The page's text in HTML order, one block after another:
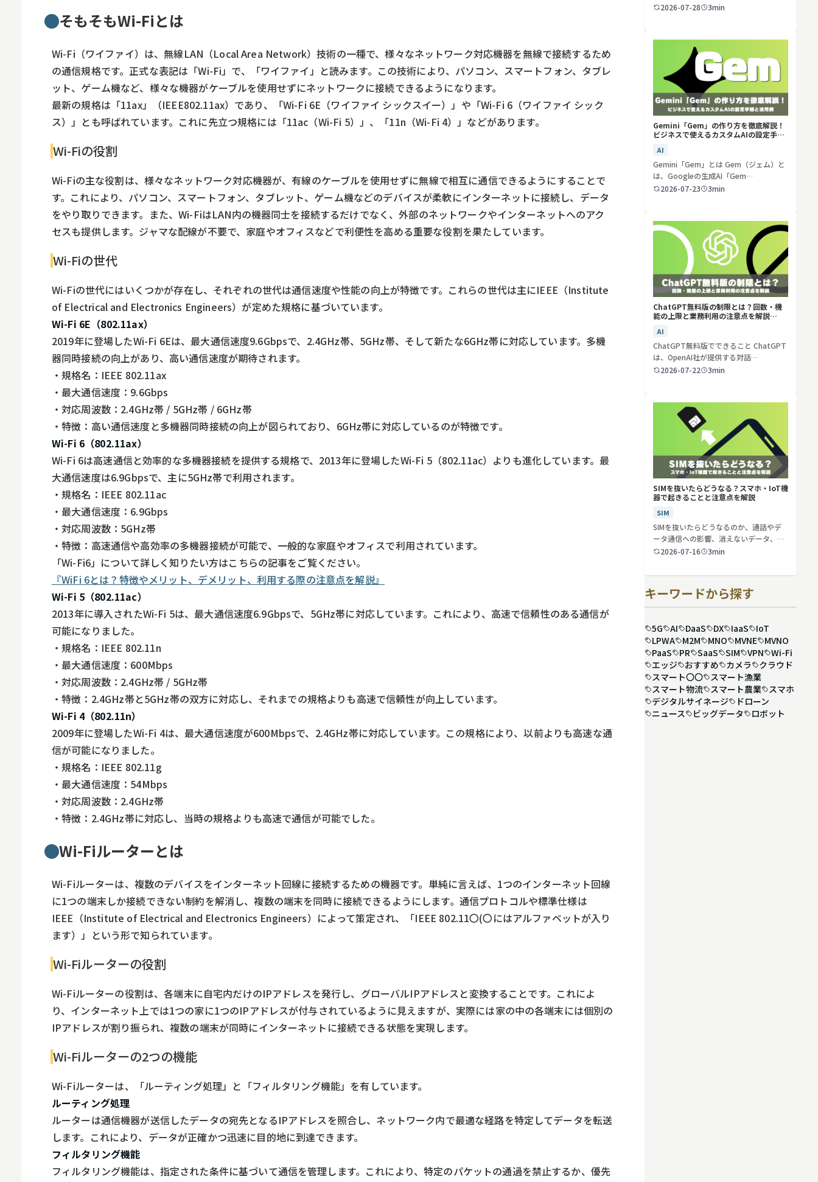
そもそもWi-Fiとは
Wi-Fi（ワイファイ）は、無線LAN（Local Area Network）技術の一種で、様々なネットワーク対応機器を無線で接続するため
の通信規格です。正式な表記は「Wi-Fi」で、「ワイファイ」と読みます。この技術により、パソコン、スマートフォン、タブレ
ット、ゲーム機など、様々な機器がケーブルを使用せずにネットワークに接続できるようになります。
最新の規格は「11ax」（IEEE802.11ax）であり、「Wi-Fi 6E（ワイファイ シックスイー）」や「Wi-Fi 6（ワイファイ シック
ス）」とも呼ばれています。これに先立つ規格には「11ac（Wi-Fi 5）」、「11n（Wi-Fi 4）」などがあります。
Wi-Fiの役割
Wi-Fiの主な役割は、様々なネットワーク対応機器が、有線のケーブルを使用せずに無線で相互に通信できるようにすることで
す。これにより、パソコン、スマートフォン、タブレット、ゲーム機などのデバイスが柔軟にインターネットに接続し、データ
をやり取りできます。また、Wi-FiはLAN内の機器同士を接続するだけでなく、外部のネットワークやインターネットへのアク
セスも提供します。ジャマな配線が不要で、家庭やオフィスなどで利便性を高める重要な役割を果たしています。
Wi-Fiの世代
Wi-Fiの世代にはいくつかが存在し、それぞれの世代は通信速度や性能の向上が特徴です。これらの世代は主にIEEE（Institute
of Electrical and Electronics Engineers）が定めた規格に基づいています。
Wi-Fi 6E（802.11ax）
2019年に登場したWi-Fi 6Eは、最大通信速度9.6Gbpsで、2.4GHz帯、5GHz帯、そして新たな6GHz帯に対応しています。多機
器同時接続の向上があり、高い通信速度が期待されます。
・規格名：IEEE 802.11ax
・最大通信速度：9.6Gbps
・対応周波数：2.4GHz帯 / 5GHz帯 / 6GHz帯
・特徴：高い通信速度と多機器同時接続の向上が図られており、6GHz帯に対応しているのが特徴です。
Wi-Fi 6（802.11ax）
Wi-Fi 6は高速通信と効率的な多機器接続を提供する規格で、2013年に登場したWi-Fi 5（802.11ac）よりも進化しています。最
大通信速度は6.9Gbpsで、主に5GHz帯で利用されます。
・規格名：IEEE 802.11ac
・最大通信速度：6.9Gbps
・対応周波数：5GHz帯
・特徴：高速通信や高効率の多機器接続が可能で、一般的な家庭やオフィスで利用されています。
「Wi-Fi6」について詳しく知りたい方はこちらの記事をご覧ください。
『WiFi 6とは？特徴やメリット、デメリット、利用する際の注意点を解説』
Wi-Fi 5（802.11ac）
2013年に導入されたWi-Fi 5は、最大通信速度6.9Gbpsで、5GHz帯に対応しています。これにより、高速で信頼性のある通信が
可能になりました。
・規格名：IEEE 802.11n
・最大通信速度：600Mbps
・対応周波数：2.4GHz帯 / 5GHz帯
・特徴：2.4GHz帯と5GHz帯の双方に対応し、それまでの規格よりも高速で信頼性が向上しています。
Wi-Fi 4（802.11n）
2009年に登場したWi-Fi 4は、最大通信速度が600Mbpsで、2.4GHz帯に対応しています。この規格により、以前よりも高速な通
信が可能になりました。
・規格名：IEEE 802.11g
・最大通信速度：54Mbps
・対応周波数：2.4GHz帯
・特徴：2.4GHz帯に対応し、当時の規格よりも高速で通信が可能でした。
Wi-Fiルーターとは
Wi-Fiルーターは、複数のデバイスをインターネット回線に接続するための機器です。単純に言えば、1つのインターネット回線
に1つの端末しか接続できない制約を解消し、複数の端末を同時に接続できるようにします。通信プロトコルや標準仕様は
IEEE（Institute of Electrical and Electronics Engineers）によって策定され、「IEEE 802.11〇(〇にはアルファベットが入り
ます）」という形で知られています。
Wi-Fiルーターの役割
Wi-Fiルーターの役割は、各端末に自宅内だけのIPアドレスを発行し、グローバルIPアドレスと変換することです。これによ
り、インターネット上では1つの家に1つのIPアドレスが付与されているように見えますが、実際には家の中の各端末には個別の
IPアドレスが割り振られ、複数の端末が同時にインターネットに接続できる状態を実現します。
Wi-Fiルーターの2つの機能
Wi-Fiルーターは、「ルーティング処理」と「フィルタリング機能」を有しています。
ルーティング処理
ルーターは通信機器が送信したデータの宛先となるIPアドレスを照合し、ネットワーク内で最適な経路を特定してデータを転送
します。これにより、データが正確かつ迅速に目的地に到達できます。
フィルタリング機能
フィルタリング機能は、指定された条件に基づいて通信を管理します。これにより、特定のパケットの通過を禁止するか、優先
2026-07-28
3min
Gemini「Gem」の作り方を徹底解説！
ビジネスで使えるカスタムAIの設定手順
AI
Gemini「Gem」とは Gem（ジェム）と
は、Googleの生成AI「Gem…
2026-07-23
3min
ChatGPT無料版の制限とは？回数・機
能の上限と業務利用の注意点を解説
AI
ChatGPT無料版でできること ChatGPT
は、OpenAI社が提供する対話…
2026-07-22
3min
SIMを抜いたらどうなる？スマホ・IoT機
器で起きることと注意点を解説
SIM
SIMを抜いたらどうなるのか、通話やデ
ータ通信への影響、消えないデータ、解
約や端…
2026-07-16 3min
キーワードから探す
5G AI DaaS DX IaaS
IoT
LPWA
M2M MNO MVNE
MVNO
PaaS
PR SaaS SIM VPN
Wi-Fi
エッジ
おすすめ カメラ
クラウド
スマート〇〇
スマート漁業
スマート物流
スマート農業
スマホ
デジタルサイネージ
ドローン
ニュース
ビッグデータ ロボット